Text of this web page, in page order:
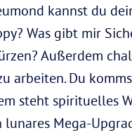
kannst du
Was gibt mir
Außerdem
arbeiten. Du
steht spirituelles
Mega-